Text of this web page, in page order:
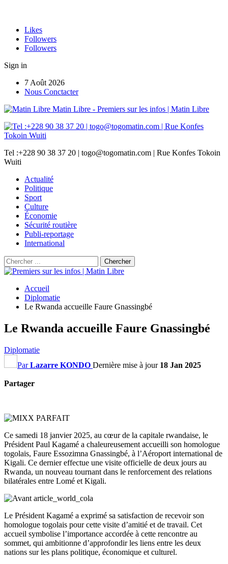
Likes
Followers
Followers
Sign in
7 Août 2026
Nous Conctacter
Matin Libre - Premiers sur les infos | Matin Libre
Tel :+228 90 38 37 20 | togo@togomatin.com | Rue Konfes Tokoin
Wuiti
Actualité
Politique
Sport
Culture
Économie
Sécurité routière
Publi-reportage
International
Accueil
Diplomatie
Le Rwanda accueille Faure Gnassingbé
Le Rwanda accueille Faure Gnassingbé
Diplomatie
ParLazarre KONDO Dernière mise à jour 18 Jan 2025
Partager
Ce samedi 18 janvier 2025, au cœur de la capitale rwandaise, le
Président Paul Kagamé a chaleureusement accueilli son homologue
togolais, Faure Essozimna Gnassingbé, à l’Aéroport international de
Kigali. Ce dernier effectue une visite officielle de deux jours au
Rwanda, un nouveau tournant dans le renforcement des relations
bilatérales entre Lomé et Kigali.
Le Président Kagamé a exprimé sa satisfaction de recevoir son
homologue togolais pour cette visite d’amitié et de travail. Cet
accueil symbolise l’importance accordée à cette rencontre au
sommet, qui ambitionne d’approfondir les liens entre les deux
nations sur les plans politique, économique et culturel.